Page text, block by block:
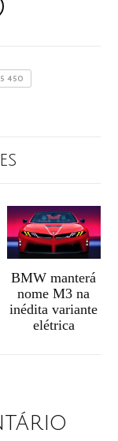
450
BMW manterá
nome M3 na
inédita variante
elétrica